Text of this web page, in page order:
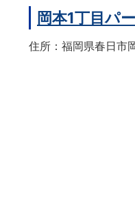
岡本1丁目パ
住所：福岡県春日市